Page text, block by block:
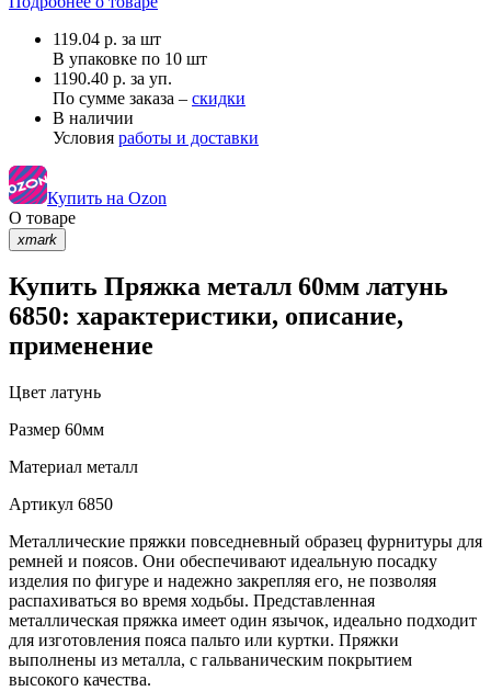
119.04 р. за шт
В упаковке по 10 шт
1190.40 р. за уп.
По сумме заказа – скидки
В наличии
Условия работы и доставки
Купить на Ozon
О товаре
xmark
Купить Пряжка металл 60мм латунь
6850: характеристики, описание,
применение
Цвет латунь
Размер 60мм
Материал металл
Артикул 6850
Металлические пряжки повседневный образец фурнитуры для
ремней и поясов. Они обеспечивают идеальную посадку
изделия по фигуре и надежно закрепляя его, не позволяя
распахиваться во время ходьбы. Представленная
металлическая пряжка имеет один язычок, идеально подходит
для изготовления пояса пальто или куртки. Пряжки
выполнены из металла, с гальваническим покрытием
высокого качества.